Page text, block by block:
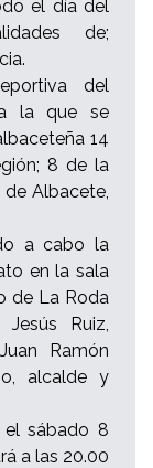
el día del
de;
del
la que se
14
8 de la
Albacete,
a cabo la
en la sala
de La Roda
Ruiz,
Ramón
alcalde y
el sábado 8
a las 20.00